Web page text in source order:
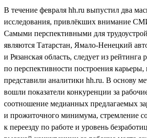
В течение февраля hh.ru выпустил два
исследования, привлёкших внимание
Самыми перспективными для
являются Татарстан, Ямало-Ненецкий
и Рязанская область, следует из рейтинга
по перспективности построения
представили аналитики hh.ru. В основу
вошли показатели конкуренции за
соотношение медианных предлагаемых
и прожиточного минимума, стремление
к переезду по работе и уровень